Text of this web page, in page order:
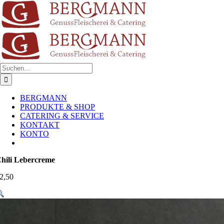
Zum
Inhalt
springen
Suche
nach:
BERGMANN
PRODUKTE & SHOP
CATERING & SERVICE
KONTAKT
KONTO
Lebercreme
2,50